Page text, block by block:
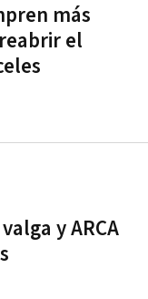
más
el
y ARCA